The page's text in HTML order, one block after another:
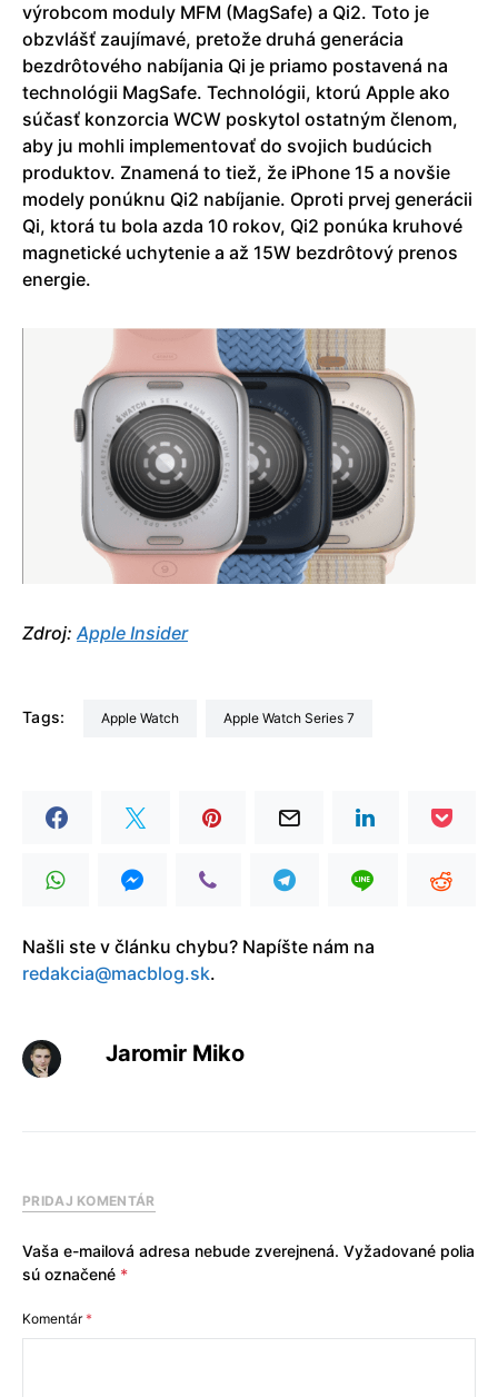
výrobcom moduly MFM (MagSafe) a Qi2. Toto je
obzvlášť zaujímavé, pretože druhá generácia
bezdrôtového nabíjania Qi je priamo postavená na
technológii MagSafe. Technológii, ktorú Apple ako
súčasť konzorcia WCW poskytol ostatným členom,
aby ju mohli implementovať do svojich budúcich
produktov. Znamená to tiež, že iPhone 15 a novšie
modely ponúknu Qi2 nabíjanie. Oproti prvej generácii
Qi, ktorá tu bola azda 10 rokov, Qi2 ponúka kruhové
magnetické uchytenie a až 15W bezdrôtový prenos
energie.
Zdroj: Apple Insider
Tags: Apple Watch Apple Watch Series 7
Našli ste v článku chybu? Napíšte nám na
redakcia@macblog.sk.
Jaromir Miko
PRIDAJ KOMENTÁR
Vaša e-mailová adresa nebude zverejnená. Vyžadované polia
sú označené *
Komentár*